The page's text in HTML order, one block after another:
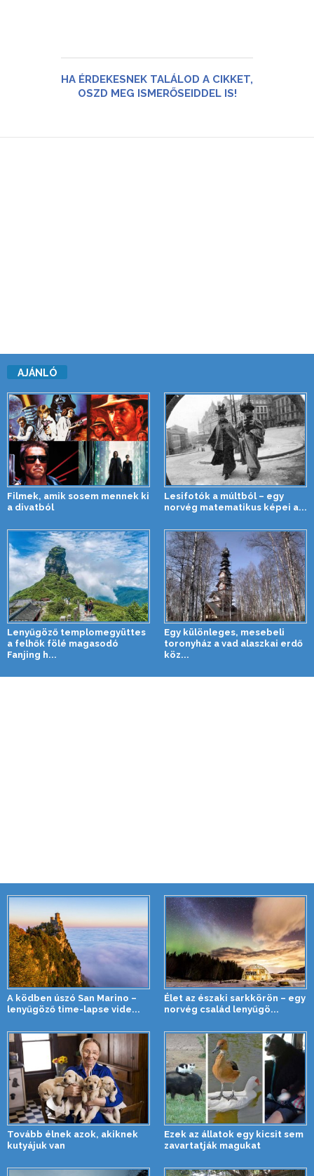
HA ÉRDEKESNEK TALÁLOD A CIKKET,
OSZD MEG ISMERŐSEIDDEL IS!
AJÁNLÓ
Filmek, amik sosem mennek ki
a divatból
Lesifotók a múltból – egy
norvég matematikus képei a...
Lenyűgöző templomegyüttes
a felhők fölé magasodó
Fanjing h...
Egy különleges, mesebeli
toronyház a vad alaszkai erdő
köz...
A ködben úszó San Marino –
lenyűgöző time-lapse vide...
Élet az északi sarkkörön – egy
norvég család lenyűgö...
Tovább élnek azok, akiknek
kutyájuk van
Ezek az állatok egy kicsit sem
zavartatják magukat